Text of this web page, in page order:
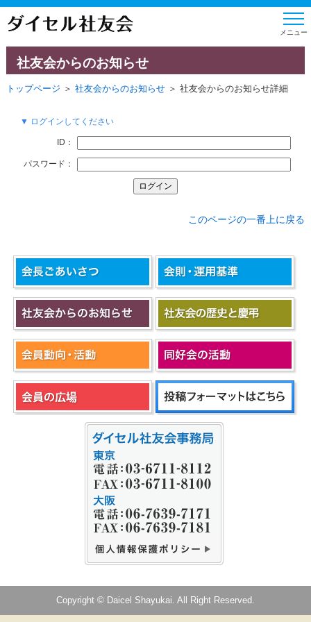
社友会からのお知らせ
トップページ ＞ 社友会からのお知らせ＞ 社友会からのお知らせ詳細
▼ ログインしてください
ID：
パスワード：
このページの一番上に戻る
Copyright © Daicel Shayukai. All Right Reserved.